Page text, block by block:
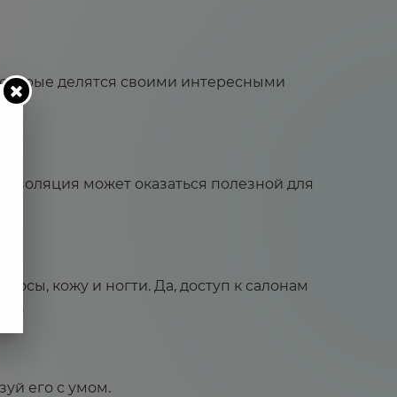
делятся своими интересными
может оказаться полезной для
кожу и ногти. Да, доступ к салонам
⁣⁣⠀
его с умом.⁣⁣⠀